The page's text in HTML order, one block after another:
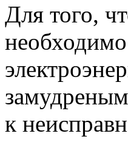
Для того,
к